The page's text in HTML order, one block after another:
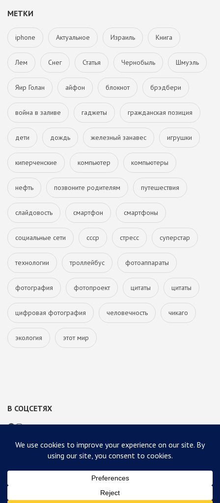
МЕТКИ
iphone Актуальное Израиль Книга
Лем Снег Статья Чернобыль Шмуэль
Яир Голан айфон блокнот брэдбери
война в заливе гаджеты гражданская позиция
дети дождь железный занавес игрушки
киперченские компьютер компьютеры
нефть позвоните родителям путешествия
слайдовость смартфон смартфоны
социальные сети ссср стресс суперстар
технологии троллейбус фотоаппараты
фотография фотопроект цитаты цитаты
цифровая фотография человечность чикаго
экология этот мир
В СОЦСЕТЯХ
Facebook
Instagram
Блог Author Landing Page |